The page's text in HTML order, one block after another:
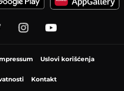
Uslovi korišćenja
Kontakt